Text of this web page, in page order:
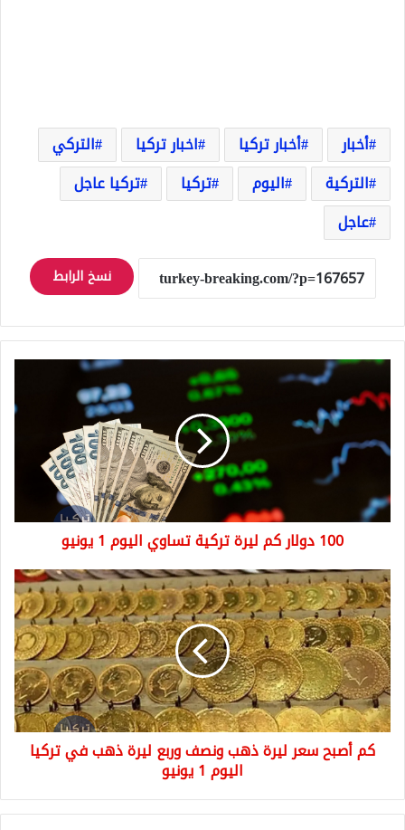
أخبار أخبار تركيا اخبار تركيا
التركي
التركية
اليوم تركيا
تركيا عاجل
عاجل
نسخ الرابط
100
دولار
كم
تركية
تساوي
1
يونيو
100 دولار كم ليرة تركية تساوي اليوم 1 يونيو
كم
أصبح
سعر
ليرة
ذهب
ونصف
وربع
ليرة
ذهب
في
1
كم أصبح سعر ليرة ذهب ونصف وربع ليرة ذهب في تركيا
اليوم 1 يونيو